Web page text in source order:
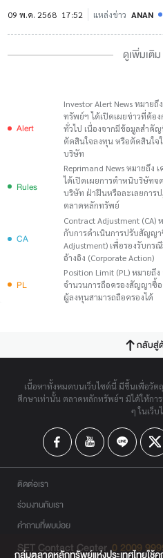
09 พ.ค. 2568 17:52 แหล่งข่าว ANAN
ดูเพิ่มเติม
Alert
Investor Alert News หมาย
ทรัพย์ฯ ได้เปิดเผยข่าวที่ต้อ
ทั่วไป เนื่องจากมีข้อมูลสำคั
ตัดสินใจลงทุน หรือตัดสินใจ
บริษัท
Rules
Reprimand News หมายถึง
ได้เปิดเผยการตำหนิบริษัท
บริษัท ฝ่าฝืนหรือละเลยกา
ตลาดหลักทรัพย์
CA
Contract Adjustment (CA)
กับการดำเนินการปรับสัญญ
Adjustment) เพื่อรองรับก
อ้างอิง (Corporate Action)
PL
Position Limit (PL) หมายถึ
จำนวนการถือครองสัญญาซื้
ผู้ลงทุนสามารถถือครองได้
กลับสู่
เนื้อหาทั้งหมดบนเว็บไซต์นี้ มีขึ้นเพื่อวัต
ศึกษาเท่านั้น ตลาดหลักทรัพย์ฯ มิได้ให้กา
ๆ ในเว็บ
ติดต่อเรา
ร่วมงานกับเรา
คำถามที่พบบ่อย
SET Contact Center 0 2009